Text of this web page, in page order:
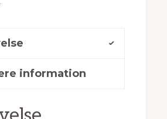
information